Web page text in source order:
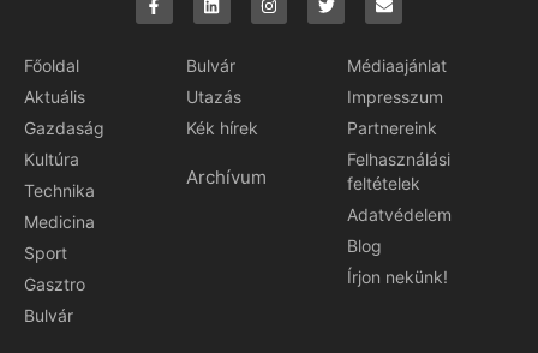
Főoldal
Aktuális
Gazdaság
Kultúra
Technika
Medicina
Sport
Gasztro
Bulvár
Bulvár
Utazás
Kék hírek
Archívum
Médiaajánlat
Impresszum
Partnereink
Felhasználási
feltételek
Adatvédelem
Blog
Írjon nekünk!